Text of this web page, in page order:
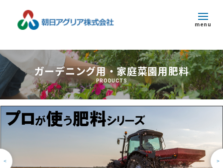
トピックス
企業情報
事業紹介
サステナビリティ
採用情報
menu
ガーデニング用・家庭菜園用肥料
PRODUCTS